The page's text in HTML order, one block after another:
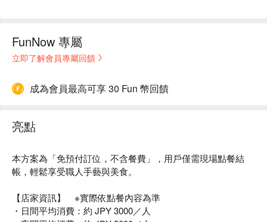
FunNow 專屬
立即了解會員專屬回饋
成為會員最高可享 30 Fun 幣回饋
亮點
本方案為「免預付訂位，不含餐費」，用戶僅需現場點餐結
帳，輕鬆享受職人手藝與美食。
【店家資訊】 ※實際依點餐內容為準
・日間平均消費：約 JPY 3000／人